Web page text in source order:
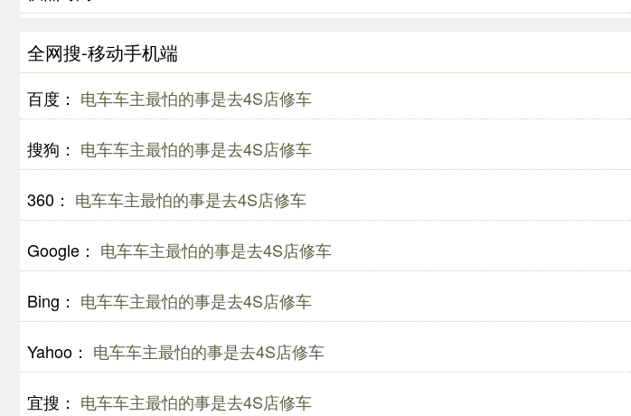
全网搜-移动手机端
百度： 电车车主最怕的事是去4S店修车
搜狗： 电车车主最怕的事是去4S店修车
360： 电车车主最怕的事是去4S店修车
Google： 电车车主最怕的事是去4S店修车
Bing： 电车车主最怕的事是去4S店修车
Yahoo： 电车车主最怕的事是去4S店修车
宜搜： 电车车主最怕的事是去4S店修车